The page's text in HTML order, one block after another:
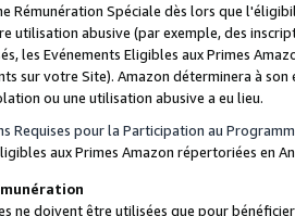
Rémunération Spéciale dès lors que
utilisation abusive (par exemple, des
les Evénements Eligibles aux Primes
sur votre Site). Amazon déterminera à
ou une utilisation abusive a eu lieu.
Requises pour la Participation au
aux Primes Amazon répertoriées en
ne doivent être utilisées que pour